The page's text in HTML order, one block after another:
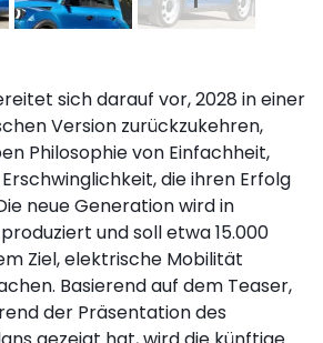
sich darauf vor, 2028 in einer
Version zurückzukehren,
Philosophie von Einfachheit,
die ihren Erfolg
neue Generation wird in
und soll etwa 15.000
Ziel, elektrische Mobilität
Basierend auf dem Teaser,
der Präsentation des